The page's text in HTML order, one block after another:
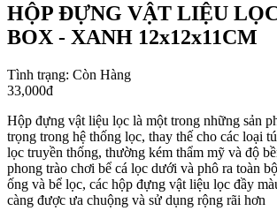
HỘP ĐỰNG VẬT LIỆU
BOX - XANH 12x12x11CM
Tình trạng: Còn Hàng
33,000đ
Hộp đựng vật liệu lọc là một trong những sản
trọng trong hệ thống lọc, thay thế cho các loại
lọc truyền thống, thường kém thẩm mỹ và độ
phong trào chơi bể cá lọc dưới và phô ra toàn
ống và bể lọc, các hộp đựng vật liệu lọc đầy
càng được ưa chuộng và sử dụng rộng rãi hơn